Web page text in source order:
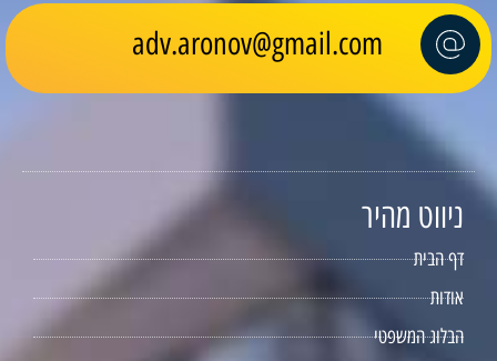
adv.aronov@gmail.com
ניווט מהיר
דף הבית
אודות
הבלוג המשפטי